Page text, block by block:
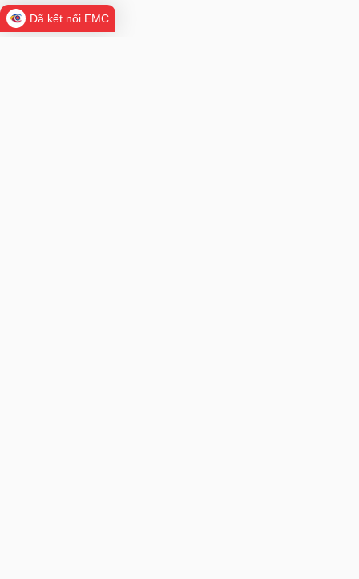
Đã kết nối EMC